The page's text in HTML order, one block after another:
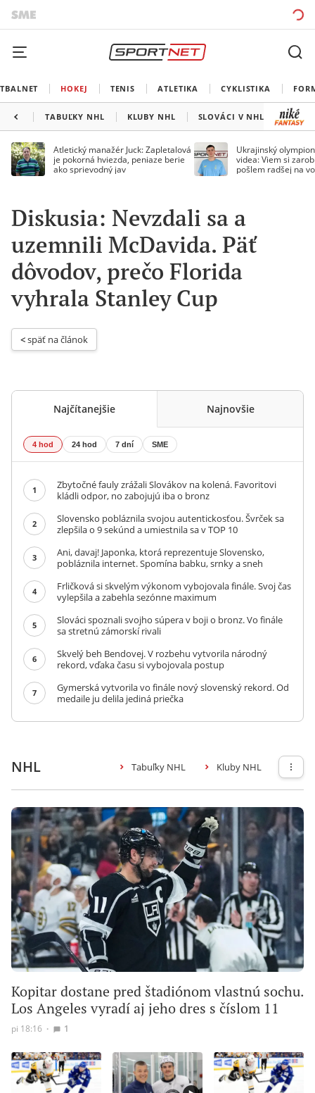
HOKEJ TENIS ATLETIKA CYKLISTIKA
TABUĽKY NHL KLUBY NHL SLOVÁCI V NHL
Atletický manažér Juck: Zapletalová
je pokorná hviezda, peniaze berie
ako sprievodný jav
Ukrajinský
videa: Viem si
pošlem radšej na
Diskusia: Nevzdali sa a
uzemnili McDavida. Päť
dôvodov, prečo Florida
vyhrala Stanley Cup
< späť na článok
Najčítanejšie Najnovšie
4 hod 24 hod 7 dní SME
1
Zbytočné fauly zrážali Slovákov na kolená. Favoritovi
kládli odpor, no zabojujú iba o bronz
2
Slovensko pobláznila svojou autentickosťou. Švrček sa
zlepšila o 9 sekúnd a umiestnila sa v TOP 10
3
Ani, davaj! Japonka, ktorá reprezentuje Slovensko,
pobláznila internet. Spomína babku, srnky a sneh
4
Frličková si skvelým výkonom vybojovala finále. Svoj čas
vylepšila a zabehla sezónne maximum
5
Slováci spoznali svojho súpera v boji o bronz. Vo finále
sa stretnú zámorskí rivali
6
Skvelý beh Bendovej. V rozbehu vytvorila národný
rekord, vďaka času si vybojovala postup
7
Gymerská vytvorila vo finále nový slovenský rekord. Od
medaile ju delila jediná priečka
NHL Tabuľky NHL Kluby NHL
Kopitar dostane pred štadiónom vlastnú sochu.
Los Angeles vyradí aj jeho dres s číslom 11
pi 18:16 ∙ 1